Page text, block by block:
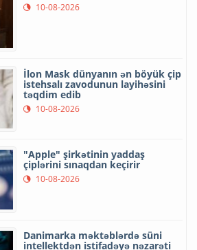
10-08-2026
İlon Mask dünyanın ən böyük çip
istehsalı zavodunun layihəsini
təqdim edib
10-08-2026
"Apple" şirkətinin yaddaş
çiplərini sınaqdan keçirir
10-08-2026
Danimarka məktəblərdə süni
intellektdən istifadəyə nəzarəti